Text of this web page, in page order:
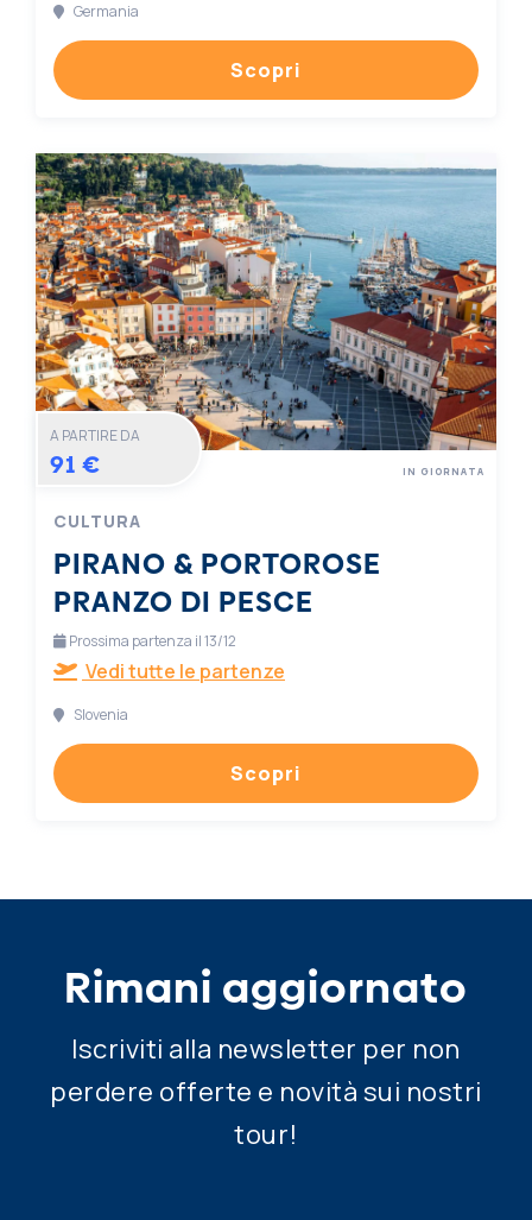
Germania
Scopri
A PARTIRE DA
91 €
CULTURA
PIRANO & PORTOROSE
PRANZO DI PESCE
IN GIORNATA
Prossima partenza il 13/12
Vedi tutte le partenze
Slovenia
Scopri
Rimani aggiornato
Iscriviti alla newsletter per non
perdere offerte e novità sui nostri
tour!